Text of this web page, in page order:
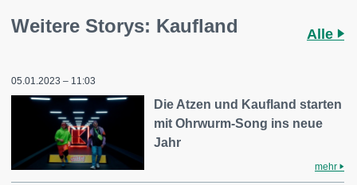
Weitere Storys: Kaufland Alle
05.01.2023 – 11:03
Die Atzen und Kaufland starten
mit Ohrwurm-Song ins neue
Jahr
mehr